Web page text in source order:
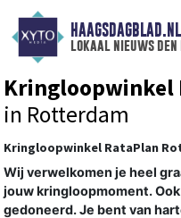
HAAGSDAGBLAD.NL
lokaal nieuws den
Kringloopwinkel
in Rotterdam
Kringloopwinkel RataPlan
Wij verwelkomen je heel
jouw kringloopmoment.
gedoneerd. Je bent van